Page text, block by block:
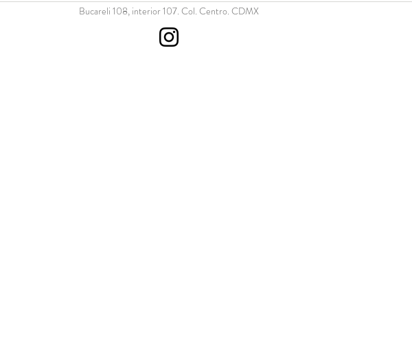
Bucareli 108, interior 107. Col. Centro. CDMX